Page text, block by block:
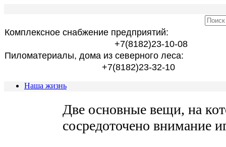
Комплексное снабжение предприятий:
+7(8182)23-10-08
Пиломатериалы, дома из северного леса:
+7(8182)23-32-10
Наша жизнь
Две основные вещи, на
сосредоточено внимание